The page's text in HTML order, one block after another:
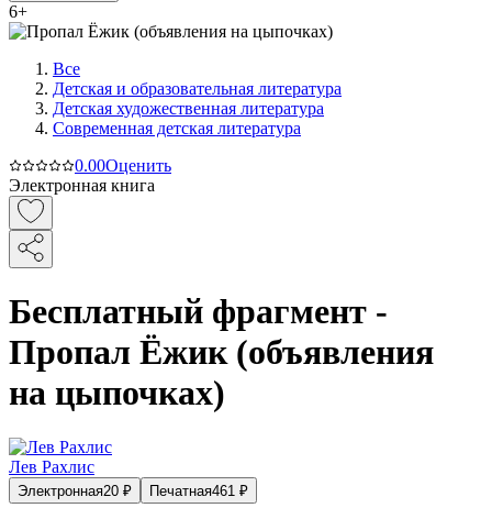
6+
Все
Детская и образовательная литература
Детская художественная литература
Современная детская литература
0.00Оценить
Электронная книга
Бесплатный фрагмент -
Пропал Ёжик (объявления
на цыпочках)
Лев Рахлис
Электронная20 ₽ Печатная461 ₽